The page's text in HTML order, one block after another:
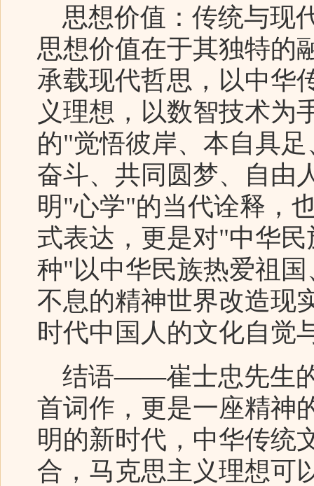
思想价值：传统与现
思想价值在于其独特的
承载现代哲思，以中华
义理想，以数智技术为
的"觉悟彼岸、本自具
奋斗、共同圆梦、自由
明"心学"的当代诠释，
式表达，更是对"中华
种"以中华民族热爱祖
不息的精神世界改造现
时代中国人的文化自觉
结语——崔士忠先生的
首词作，更是一座精神
明的新时代，中华传统
合，马克思主义理想可